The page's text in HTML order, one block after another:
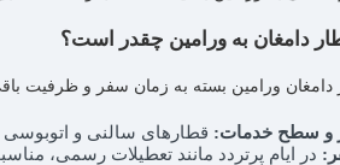
دامغان به ورامین چقدر است؟
ورامین بسته به زمان سفر و ظرفیت
و سطح خدمات: قطارهای سالنی و اتوبوسی
در ایام پرتردد مانند تعطیلات رسمی،